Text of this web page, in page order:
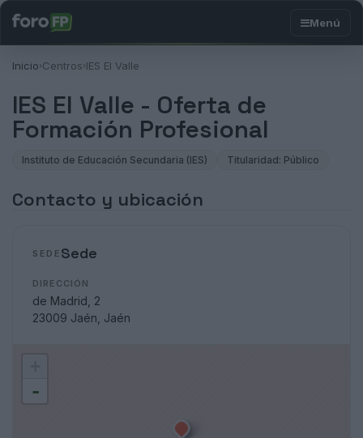
Inicio›Centros›IES El Valle
IES El Valle - Oferta de
Formación Profesional
Instituto de Educación Secundaria (IES) Titularidad: Público
Contacto y ubicación
SEDE Sede
DIRECCIÓN
de Madrid, 2
23009 Jaén, Jaén
-